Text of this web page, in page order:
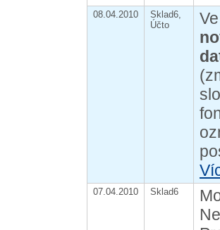
08.04.2010
Sklad6,
Účto
07.04.2010 Sklad6